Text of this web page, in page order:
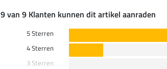
9 van 9 Klanten kunnen dit artikel aanraden
5 Sterren
4 Sterren
3 Sterren